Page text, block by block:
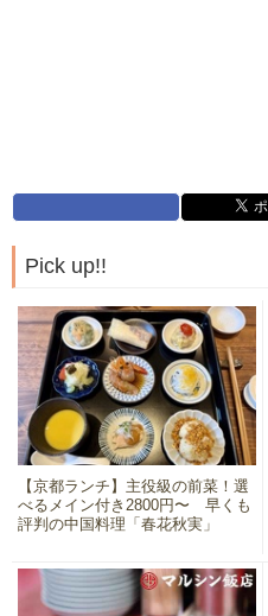
Pick up!!
【京都ランチ】主役級の前菜！選
べるメイン付き2800円〜 早くも
評判の中国料理「春花秋実」